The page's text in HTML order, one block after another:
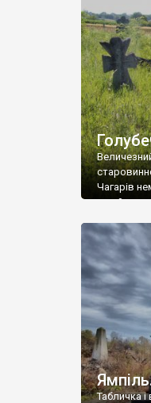
Чагарів
–
Табличка